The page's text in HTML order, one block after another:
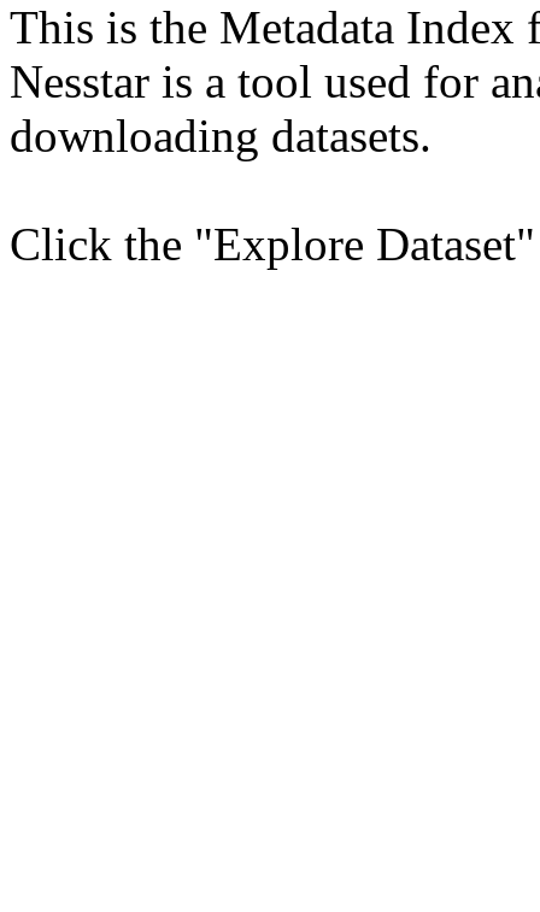
This is the Metadata Index
Nesstar is a tool used for
downloading datasets.
Click the "Explore